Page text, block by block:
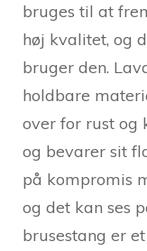
bruges til at
høj kvalitet, og
bruger den.
holdbare
over for rust og
og bevarer sit
på kompromis
og det kan ses
brusestang er